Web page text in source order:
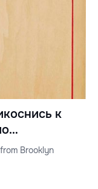
к
II
Brooklyn